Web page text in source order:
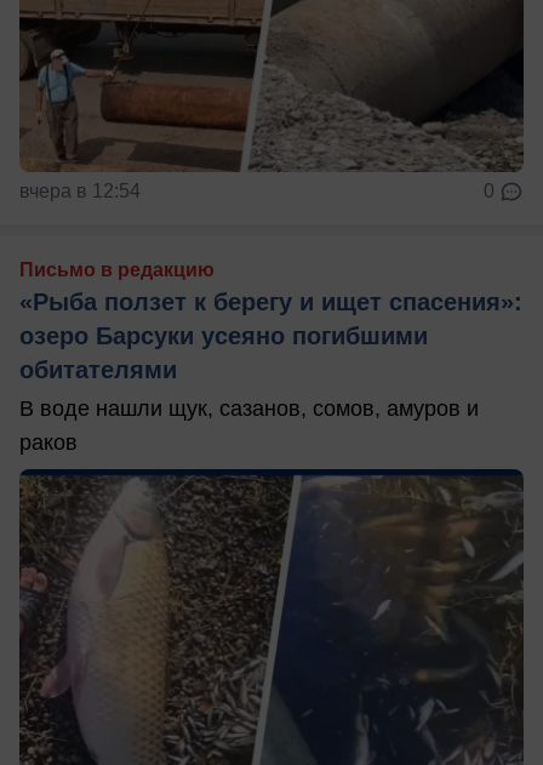
вчера в 12:54 0
Письмо в редакцию
«Рыба ползет к берегу и ищет спасения»:
озеро Барсуки усеяно погибшими
обитателями
В воде нашли щук, сазанов, сомов, амуров и
раков